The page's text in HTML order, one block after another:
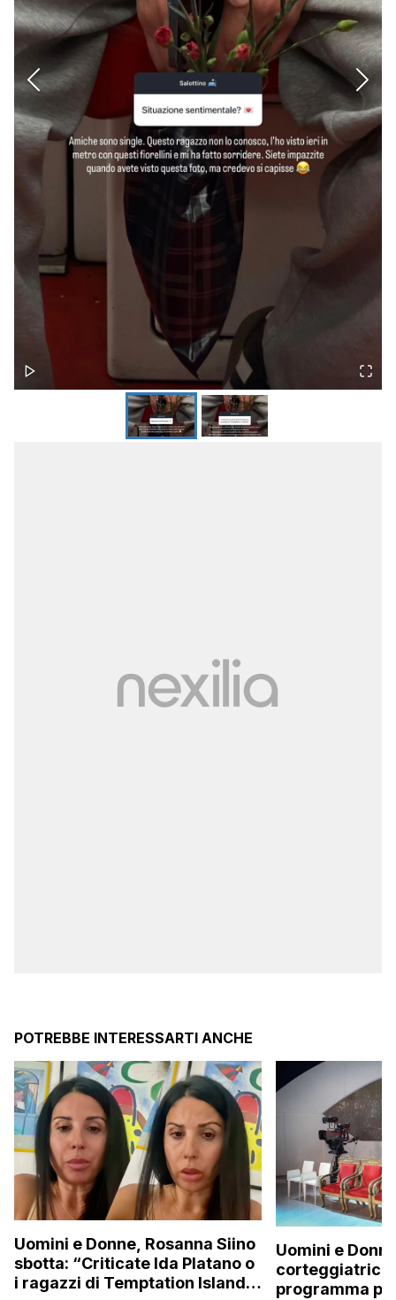
POTREBBE INTERESSARTI ANCHE
Uomini e Donne, Rosanna Siino
sbotta: “Criticate Ida Platano o
i ragazzi di Temptation Island
Uomini e
corteggiatrice:
programma